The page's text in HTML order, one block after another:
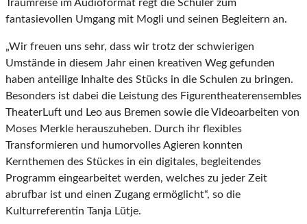
Traumreise im Audioformat regt die Schüler zum
fantasievollen Umgang mit Mogli und seinen Begleitern an.
„Wir freuen uns sehr, dass wir trotz der schwierigen
Umstände in diesem Jahr einen kreativen Weg gefunden
haben anteilige Inhalte des Stücks in die Schulen zu bringen.
Besonders ist dabei die Leistung des Figurentheaterensembles
TheaterLuft und Leo aus Bremen sowie die Videoarbeiten von
Moses Merkle herauszuheben. Durch ihr flexibles
Transformieren und humorvolles Agieren konnten
Kernthemen des Stückes in ein digitales, begleitendes
Programm eingearbeitet werden, welches zu jeder Zeit
abrufbar ist und einen Zugang ermöglicht“, so die
Kulturreferentin Tanja Lütje.